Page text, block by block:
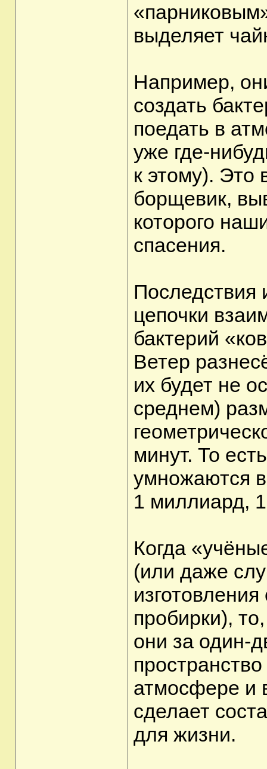
выделяет
Например,
создать
поедать в
уже где-
к этому). Это
борщевик,
которого
спасения.
цепочки
бактерий
Ветер
их будет не
среднем)
минут. То
умножаются
1 миллиард,
Когда
(или даже
пробирки),
они за один-
атмосфере и
сделает
для жизни.